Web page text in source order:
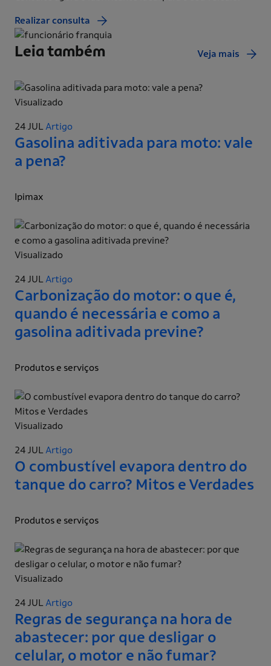
Realizar consulta
Leia também Veja mais
Visualizado
24 JULArtigo
Gasolina aditivada para moto: vale
a pena?
Ipimax
Visualizado
24 JULArtigo
Carbonização do motor: o que é,
quando é necessária e como a
gasolina aditivada previne?
Produtos e serviços
Visualizado
24 JULArtigo
O combustível evapora dentro do
tanque do carro? Mitos e Verdades
Produtos e serviços
Visualizado
24 JULArtigo
Regras de segurança na hora de
abastecer: por que desligar o
celular, o motor e não fumar?